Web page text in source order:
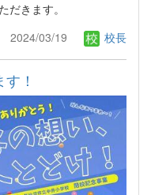
きます。
2024/03/19 校長
！